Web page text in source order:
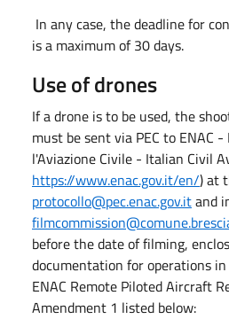
In any case, the deadline for
is a maximum of 30 days.
Use of drones
If a drone is to be used, the
must be sent via PEC to ENAC
l'Aviazione Civile - Italian Civil
https://www.enac.gov.it/en/) at
protocollo@pec.enac.gov.itand
before the date of filming,
documentation for operations
ENAC Remote Piloted Aircraft
Amendment 1 listed below: